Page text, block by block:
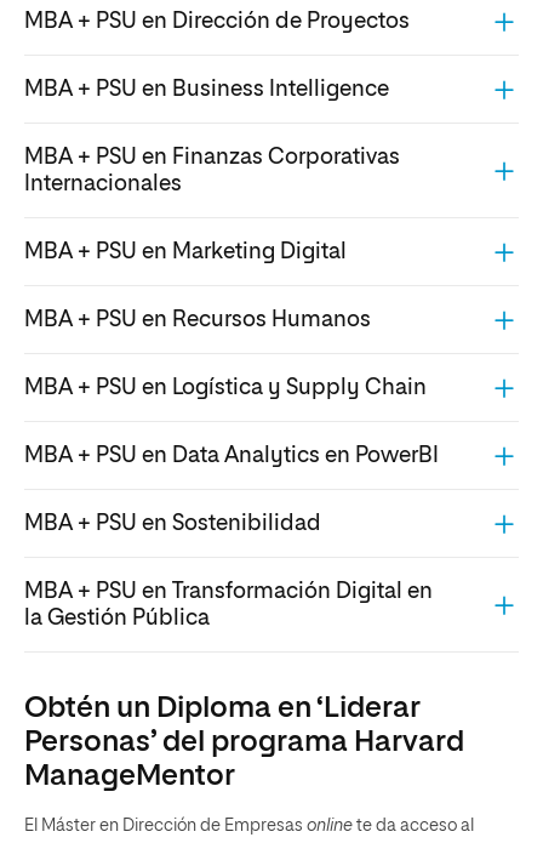
MBA + PSU en Dirección de Proyectos
MBA + PSU en Business Intelligence
MBA + PSU en Finanzas Corporativas
Internacionales
MBA + PSU en Marketing Digital
MBA + PSU en Recursos Humanos
MBA + PSU en Logística y Supply Chain
MBA + PSU en Data Analytics en PowerBI
MBA + PSU en Sostenibilidad
MBA + PSU en Transformación Digital en
la Gestión Pública
Obtén un Diploma en ‘Liderar
Personas’ del programa Harvard
ManageMentor
El Máster en Dirección de Empresas online te da acceso al